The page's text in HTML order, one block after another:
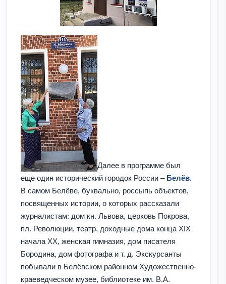
Далее в программе был
еще один исторический городок России – Белёв.
В самом Белёве, буквально, россыпь объектов,
посвященных истории, о которых рассказали
журналистам: дом кн. Львова, церковь Покрова,
пл. Революции, театр, доходные дома конца XIX
начала XX, женская гимназия, дом писателя
Бородина, дом фотографа и т. д. Экскурсанты
побывали в Белёвском районном Художественно-
краеведческом музее, библиотеке им. В.А.